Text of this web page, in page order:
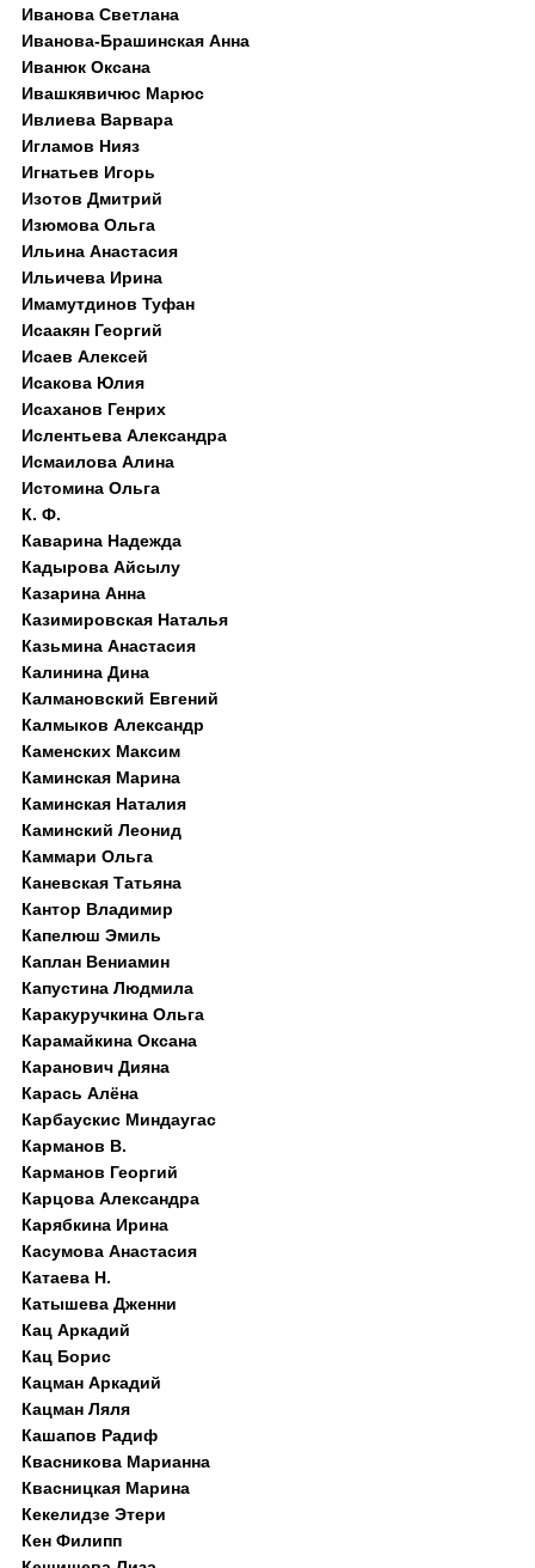
Иванова Светлана
Иванова-Брашинская Анна
Иванюк Оксана
Ивашкявичюс Марюс
Ивлиева Варвара
Игламов Нияз
Игнатьев Игорь
Изотов Дмитрий
Изюмова Ольга
Ильина Анастасия
Ильичева Ирина
Имамутдинов Туфан
Исаакян Георгий
Исаев Алексей
Исакова Юлия
Исаханов Генрих
Ислентьева Александра
Исмаилова Алина
Истомина Ольга
К. Ф.
Каварина Надежда
Кадырова Айсылу
Казарина Анна
Казимировская Наталья
Казьмина Анастасия
Калинина Дина
Калмановский Евгений
Калмыков Александр
Каменских Максим
Каминская Марина
Каминская Наталия
Каминский Леонид
Каммари Ольга
Каневская Татьяна
Кантор Владимир
Капелюш Эмиль
Каплан Вениамин
Капустина Людмила
Каракуручкина Ольга
Карамайкина Оксана
Каранович Дияна
Карась Алёна
Карбаускис Миндаугас
Карманов В.
Карманов Георгий
Карцова Александра
Карябкина Ирина
Касумова Анастасия
Катаева Н.
Катышева Дженни
Кац Аркадий
Кац Борис
Кацман Аркадий
Кацман Ляля
Кашапов Радиф
Квасникова Марианна
Квасницкая Марина
Кекелидзе Этери
Кен Филипп